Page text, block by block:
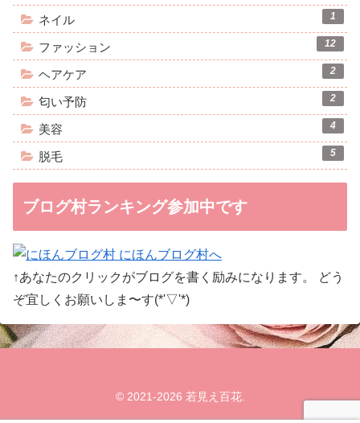
ネイル 1
ファッション 12
ヘアケア 2
匂い予防 2
美容 4
脱毛 5
ブログ村ランキング参加中です
↑あなたのクリックがブログを書く励みになります。 どう
ぞ宜しくお願いしま〜す(*'▽'*)
© 2021-2026 若見え百花.